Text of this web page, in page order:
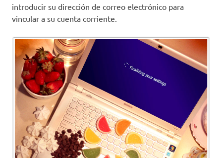
introducir su dirección de correo electrónico para
vincular a su cuenta corriente.